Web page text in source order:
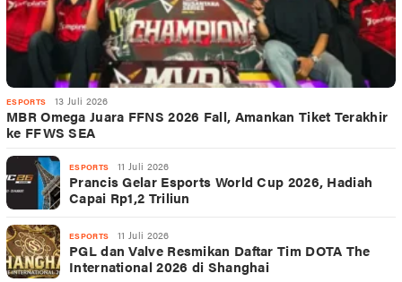
ESPORTS 13 Juli 2026
MBR Omega Juara FFNS 2026 Fall, Amankan Tiket Terakhir
ke FFWS SEA
ESPORTS 11 Juli 2026
Prancis Gelar Esports World Cup 2026, Hadiah
Capai Rp1,2 Triliun
ESPORTS 11 Juli 2026
PGL dan Valve Resmikan Daftar Tim DOTA The
International 2026 di Shanghai